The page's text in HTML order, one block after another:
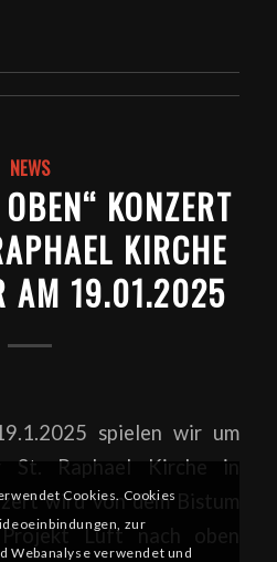
NEWS
KONZERT
KIRCHE
AM 19.01.2025
spielen wir um
Raphael Kirche in
wird von dem Bistum
Luft nach oben
Cookies. Cookies
zur
Webanalyse verwendet und